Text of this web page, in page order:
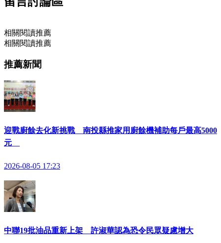
相關閱讀推薦
相關閱讀推薦
推薦新聞
迎戰廚餘去化新挑戰 南投縣推家用廚餘機補助每戶最高5000
元
2026-08-05 17:23
中聯19批油品重新上架 許淑華認為恐令民眾疑慮增大